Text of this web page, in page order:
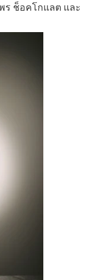
ร ช็อคโกแลต และ